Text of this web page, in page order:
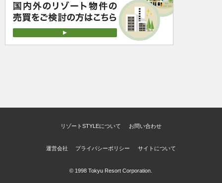
リゾートSTYLEについて お問い合わせ
運営会社 プライバシーポリシー サイトについて
© 1998 Tokyu Resort Corporation.